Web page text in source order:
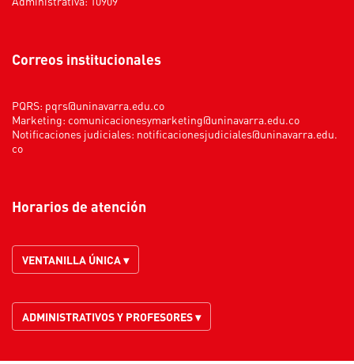
Correos institucionales
PQRS: pqrs@uninavarra.edu.co
Marketing: comunicacionesymarketing@uninavarra.edu.co
Notificaciones judiciales: notificacionesjudiciales@uninavarra.edu.
co
Horarios de atención
VENTANILLA ÚNICA ▾
ADMINISTRATIVOS Y PROFESORES ▾